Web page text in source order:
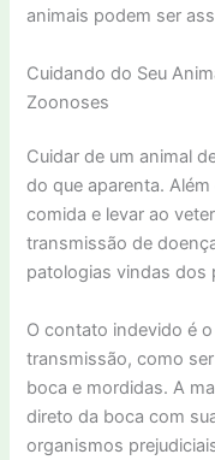
animais podem ser
Cuidando do Seu
Zoonoses
Cuidar de um animal
do que aparenta.
comida e levar ao
transmissão de
patologias vindas dos
O contato indevido é
transmissão, como
boca e mordidas. A
direto da boca com
organismos